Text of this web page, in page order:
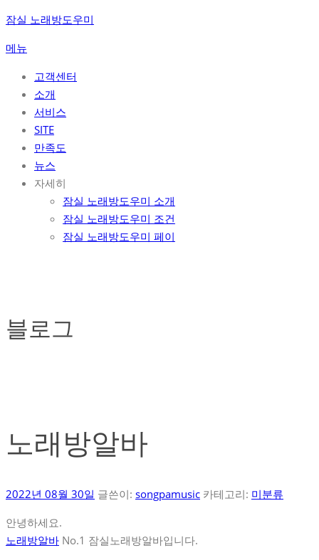
콘
츠
잠실 노래방도우미
메뉴
고객센터
소개
서비스
SITE
만족도
뉴스
자세히
잠실 노래방도우미 소개
잠실 노래방도우미 조건
잠실 노래방도우미 페이
블로그
노래방알바
2022년 08월 30일 글쓴이: songpamusic 카테고리: 미분류
안녕하세요.
노래방알바 No.1 잠실노래방알바입니다.